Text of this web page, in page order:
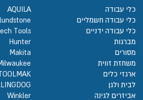
כלי עבודה
כלי עבודה חשמליים
כלי עבודה ידניים
מברגות
מסורים
משחזת זווית
ארגזי כלים
לבית ולגן
אביזרים לגינה
AQUILA
Tools
Hunter
Makita
Winkler